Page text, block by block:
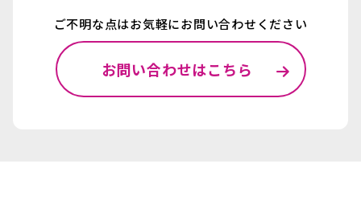
ご不明な点はお気軽にお問い合わせください
お問い合わせはこちら